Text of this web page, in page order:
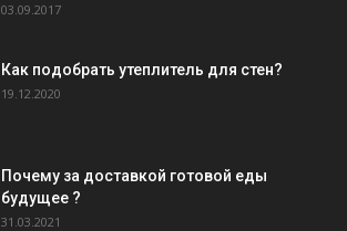
03.09.2017
Как подобрать утеплитель для стен?
19.12.2020
Почему за доставкой готовой еды
будущее ?
31.03.2021